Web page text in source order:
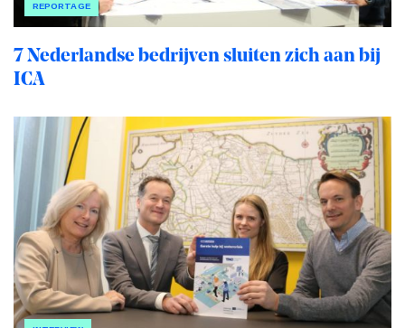
REPORTAGE
7 Nederlandse bedrijven sluiten zich aan bij
ICA